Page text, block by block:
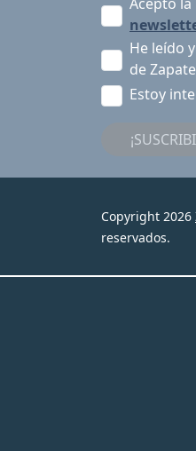
He leído
de
Estoy
Copyright 2026
reservados.